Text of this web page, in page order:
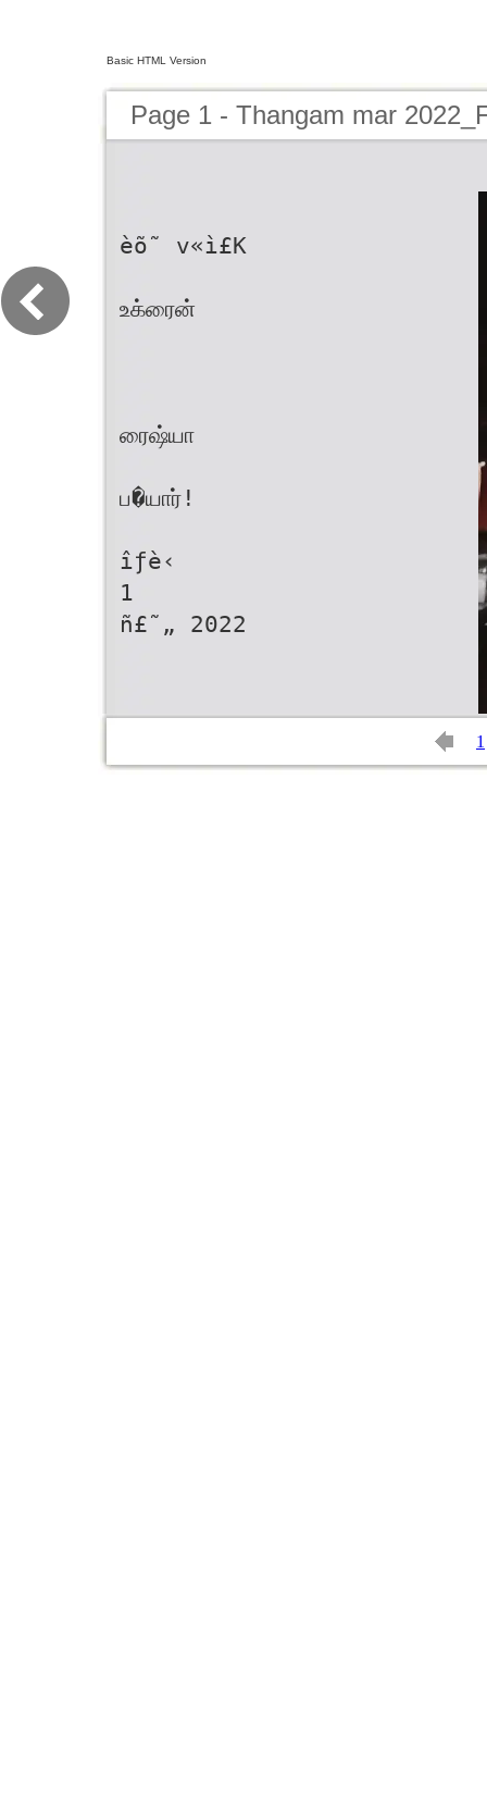
Basic HTML Version
Page 1 - Thangam mar
èõ˜ v«ì£K
உக்ரைன்
ரைஷ்யா
ப�யார்!
îƒè‹
1
ñ£˜„ 2022
1